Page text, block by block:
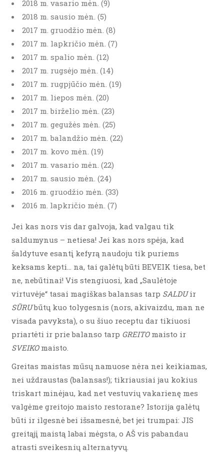
2018 m. vasario mėn. (9)
2018 m. sausio mėn. (5)
2017 m. gruodžio mėn. (8)
2017 m. lapkričio mėn. (7)
2017 m. spalio mėn. (12)
2017 m. rugsėjo mėn. (14)
2017 m. rugpjūčio mėn. (19)
2017 m. liepos mėn. (20)
2017 m. birželio mėn. (23)
2017 m. gegužės mėn. (25)
2017 m. balandžio mėn. (22)
2017 m. kovo mėn. (19)
2017 m. vasario mėn. (22)
2017 m. sausio mėn. (24)
2016 m. gruodžio mėn. (33)
2016 m. lapkričio mėn. (7)
Jei kas nors vis dar galvoja, kad valgau tik
saldumynus – netiesa! Jei kas nors spėja, kad
šaldytuve esantį kefyrą naudoju tik puriems
keksams kepti… na, tai galėtų būti BEVEIK tiesa, bet
ne, nebūtinai! Vis stengiuosi, kad „Saulėtoje
virtuvėje“ tasai magiškas balansas tarp SALDUir
SŪRUbūtų kuo tolygesnis (nors, akivaizdu, man ne
visada pavyksta), o su šiuo receptu dar tikiuosi
priartėti ir prie balanso tarp GREITOmaisto ir
SVEIKOmaisto.
Greitas maistas mūsų namuose nėra nei keikiamas,
nei uždraustas (balansas!); tikriausiai jau kokius
triskart minėjau, kad net vestuvių vakarienę mes
valgėme greitojo maisto restorane? Istorija galėtų
būti ir ilgesnė bei išsamesnė, bet jei trumpai: JIS
greitąjį maistą labai mėgsta, o AŠ vis pabandau
atrasti sveikesnių alternatyvų.